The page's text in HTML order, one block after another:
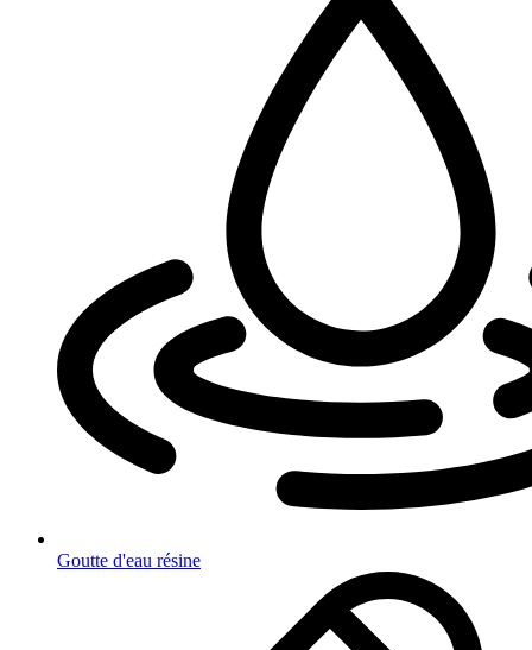
Goutte d'eau résine